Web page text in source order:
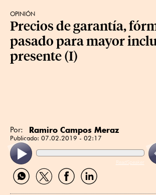
OPINIÓN
Precios de garantía,
pasado para mayor
presente (I)
Por: Ramiro Campos Meraz
Publicado: 07.02.2019 - 02:17
ReadSpeaker
Compartir
por
Compartir
por
Compartir
por
Compartir
por